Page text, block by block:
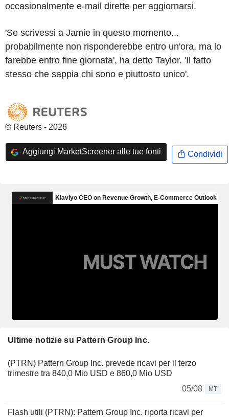
occasionalmente e-mail dirette per aggiornarsi.
'Se scrivessi a Jamie in questo momento...
probabilmente non risponderebbe entro un'ora, ma lo
farebbe entro fine giornata', ha detto Taylor. 'Il fatto
stesso che sappia chi sono e piuttosto unico'.
© Reuters - 2026
Aggiungi MarketScreener alle tue fonti Condividi
Ultime notizie su Pattern Group Inc.
(PTRN) Pattern Group Inc. prevede ricavi per il terzo
trimestre tra 840,0 Mio USD e 860,0 Mio USD
05/08
MT
Flash utili (PTRN): Pattern Group Inc. riporta ricavi per